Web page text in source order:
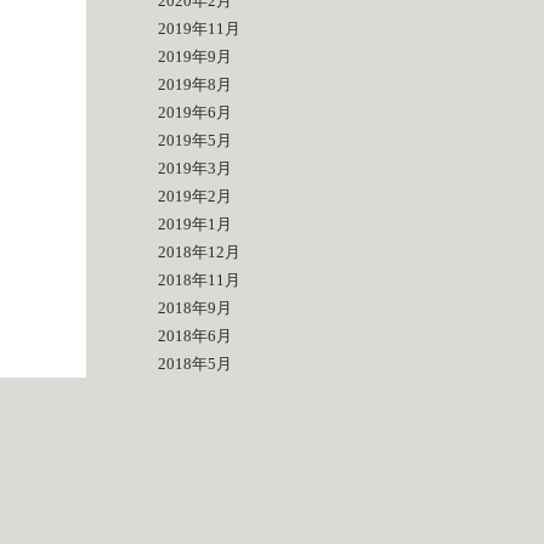
2019年11月
2019年9月
2019年8月
2019年6月
2019年5月
2019年3月
2019年2月
2019年1月
2018年12月
2018年11月
2018年9月
2018年6月
2018年5月